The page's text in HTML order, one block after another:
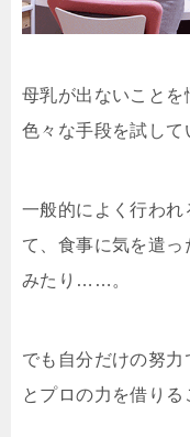
母乳が出ないことを
色々な手段を試して
一般的によく行われ
て、食事に気を遣
みたり……。
でも自分だけの努力
とプロの力を借りる